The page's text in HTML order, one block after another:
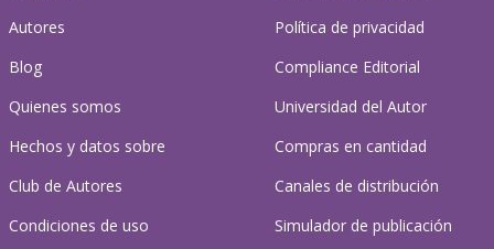
Autores
Blog
Quienes somos
Hechos y datos sobre
Club de Autores
Condiciones de uso
Política de privacidad
Compliance Editorial
Universidad del Autor
Compras en cantidad
Canales de distribución
Simulador de publicación